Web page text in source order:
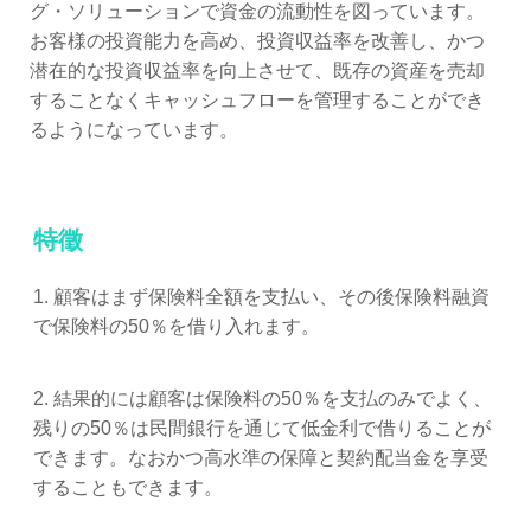
グ・ソリューションで資金の流動性を図っています。
お客様の投資能力を高め、投資収益率を改善し、かつ
潜在的な投資収益率を向上させて、既存の資産を売却
することなくキャッシュフローを管理することができ
るようになっています。
特徵
1. 顧客はまず保険料全額を支払い、その後保険料融資
で保険料の50％を借り入れます。
2. 結果的には顧客は保険料の50％を支払のみでよく、
残りの50％は民間銀行を通じて低金利で借りることが
できます。なおかつ高水準の保障と契約配当金を享受
することもできます。